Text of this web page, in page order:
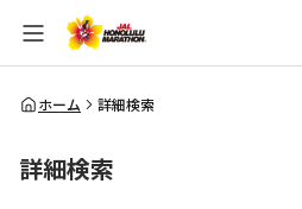
全体検索
ホーム 詳細検索
詳細検索